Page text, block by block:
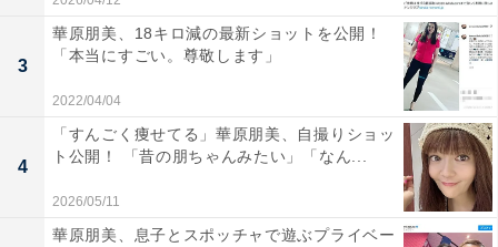
3
華原朋美、18キロ減の最新ショットを公開！
「本当にすごい。尊敬します」
2022/04/04
4
「すんごく痩せてる」華原朋美、自撮りショッ
ト公開！ 「昔の朋ちゃんみたい」「なん...
2026/05/11
華原朋美、息子とスポッチャで遊ぶプライベー